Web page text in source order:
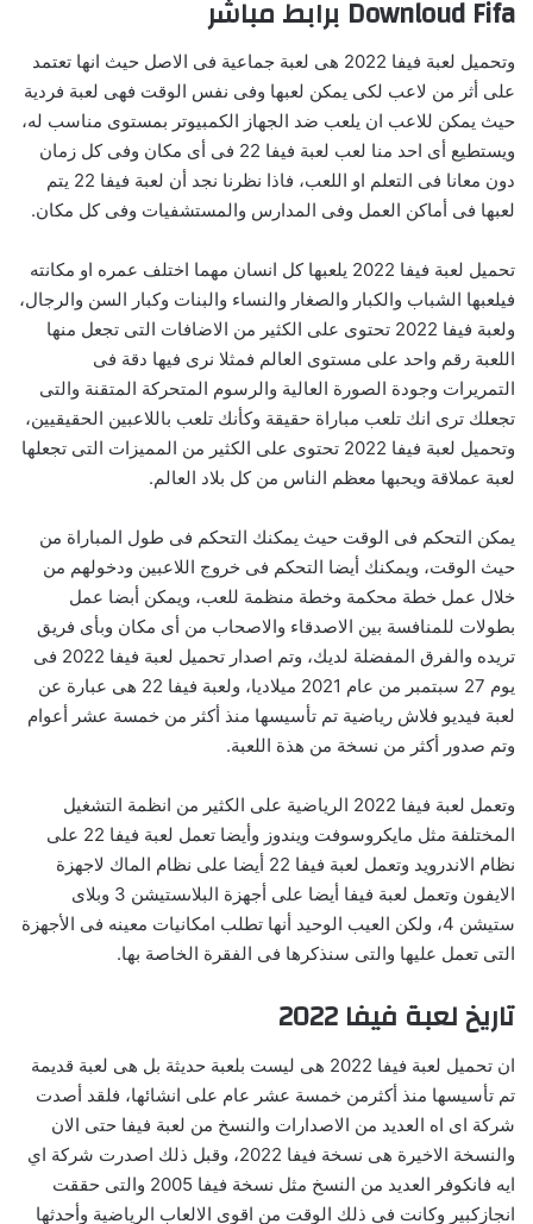
Downloud Fifa برابط مباشر
وتحميل لعبة فيفا 2022 هى لعبة جماعية فى الاصل حيث انها تعتمد
على أثر من لاعب لكى يمكن لعبها وفى نفس الوقت فهى لعبة فردية
حيث يمكن للاعب ان يلعب ضد الجهاز الكمبيوتر بمستوى مناسب له،
ويستطيع أى احد منا لعب لعبة فيفا 22 فى أى مكان وفى كل زمان
دون معانا فى التعلم او اللعب، فاذا نظرنا نجد أن لعبة فيفا 22 يتم
لعبها فى أماكن العمل وفى المدارس والمستشفيات وفى كل مكان.
تحميل لعبة فيفا 2022 يلعبها كل انسان مهما اختلف عمره او مكانته
فيلعبها الشباب والكبار والصغار والنساء والبنات وكبار السن والرجال،
ولعبة فيفا 2022 تحتوى على الكثير من الاضافات التى تجعل منها
اللعبة رقم واحد على مستوى العالم فمثلا نرى فيها دقة فى
التمريرات وجودة الصورة العالية والرسوم المتحركة المتقنة والتى
تجعلك ترى انك تلعب مباراة حقيقة وكأنك تلعب باللاعبين الحقيقيين،
وتحميل لعبة فيفا 2022 تحتوى على الكثير من المميزات التى تجعلها
لعبة عملاقة ويحبها معظم الناس من كل بلاد العالم.
يمكن التحكم فى الوقت حيث يمكنك التحكم فى طول المباراة من
حيث الوقت، ويمكنك أيضا التحكم فى خروج اللاعبين ودخولهم من
خلال عمل خطة محكمة وخطة منظمة للعب، ويمكن أبضا عمل
بطولات للمنافسة بين الاصدقاء والاصحاب من أى مكان وبأى فريق
تريده والفرق المفضلة لديك، وتم اصدار تحميل لعبة فيفا 2022 فى
يوم 27 سبتمبر من عام 2021 ميلاديا، ولعبة فيفا 22 هى عبارة عن
لعبة فيديو فلاش رياضية تم تأسيسها منذ أكثر من خمسة عشر أعوام
وتم صدور أكثر من نسخة من هذة اللعبة.
وتعمل لعبة فيفا 2022 الرياضية على الكثير من انظمة التشغيل
المختلفة مثل مايكروسوفت ويندوز وأيضا تعمل لعبة فيفا 22 على
نظام الاندرويد وتعمل لعبة فيفا 22 أيضا على نظام الماك لاجهزة
الايفون وتعمل لعبة فيفا أيضا على أجهزة البلاىستيشن 3 وبلاى
ستيشن 4، ولكن العيب الوحيد أنها تطلب امكانيات معينه فى الأجهزة
التى تعمل عليها والتى سنذكرها فى الفقرة الخاصة بها.
تاريخ لعبة فيفا 2022
ان تحميل لعبة فيفا 2022 هى ليست بلعبة حديثة بل هى لعبة قديمة
تم تأسيسها منذ أكثرمن خمسة عشر عام على انشائها، فلقد أصدت
شركة اى اه العديد من الاصدارات والنسخ من لعبة فيفا حتى الان
والنسخة الاخيرة هى نسخة فيفا 2022، وقبل ذلك اصدرت شركة اي
ايه فانكوفر العديد من النسخ مثل نسخة فيفا 2005 والتى حققت
انجازكبير وكانت فى ذلك الوقت من اقوى الالعاب الرياضية وأحدثها